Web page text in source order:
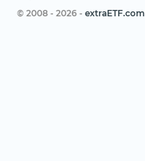
© 2008 - 2026 - extraETF.com